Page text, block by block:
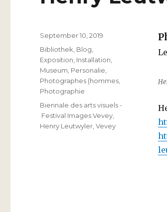
Veröffentlicht
am
September 10, 2019
Kategorien
Bibliothek Blog
Exposition Installation
Museum Personalie
Photographes (hommes
Photographie
Schlagwörter
Biennale des arts visuels -
Festival Images Vevey
Henry Leutwyler ,Vevey